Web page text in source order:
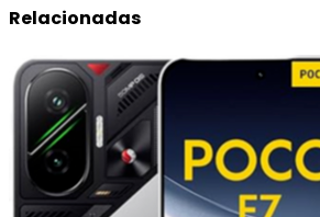
Relacionadas